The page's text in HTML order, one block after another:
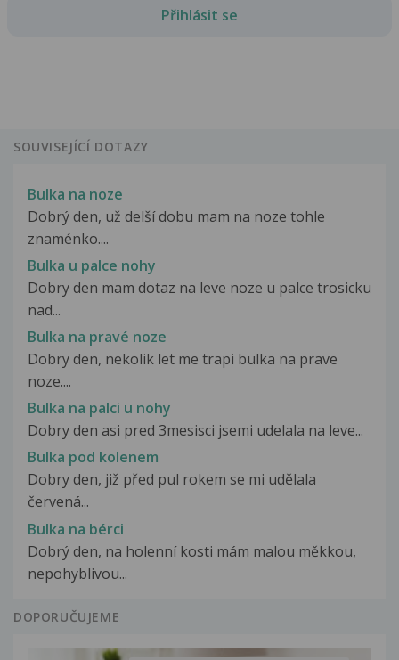
Přihlásit se
SOUVISEJÍCÍ DOTAZY
Bulka na noze
Dobrý den, už delší dobu mam na noze tohle
znaménko....
Bulka u palce nohy
Dobry den mam dotaz na leve noze u palce trosicku
nad...
Bulka na pravé noze
Dobry den, nekolik let me trapi bulka na prave
noze....
Bulka na palci u nohy
Dobry den asi pred 3mesisci jsemi udelala na leve...
Bulka pod kolenem
Dobry den, již před pul rokem se mi udělala
červená...
Bulka na bérci
Dobrý den, na holenní kosti mám malou měkkou,
nepohyblivou...
DOPORUČUJEME